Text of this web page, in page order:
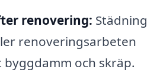
renovering: Städning
renoveringsarbeten
och skräp.